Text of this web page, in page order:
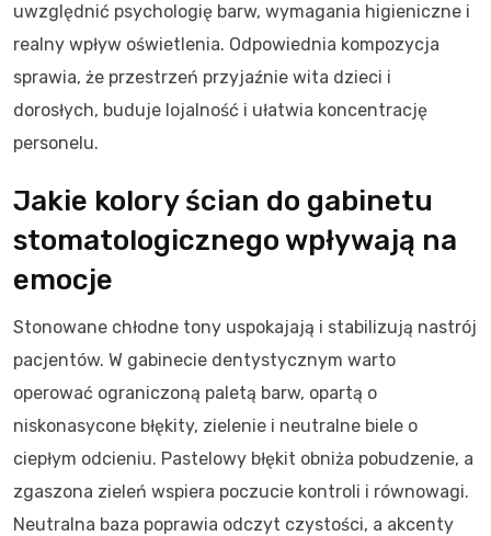
uwzględnić psychologię barw, wymagania higieniczne i
realny wpływ oświetlenia. Odpowiednia kompozycja
sprawia, że przestrzeń przyjaźnie wita dzieci i
dorosłych, buduje lojalność i ułatwia koncentrację
personelu.
Jakie kolory ścian do gabinetu
stomatologicznego wpływają na
emocje
Stonowane chłodne tony uspokajają i stabilizują nastrój
pacjentów. W gabinecie dentystycznym warto
operować ograniczoną paletą barw, opartą o
niskonasycone błękity, zielenie i neutralne biele o
ciepłym odcieniu. Pastelowy błękit obniża pobudzenie, a
zgaszona zieleń wspiera poczucie kontroli i równowagi.
Neutralna baza poprawia odczyt czystości, a akcenty